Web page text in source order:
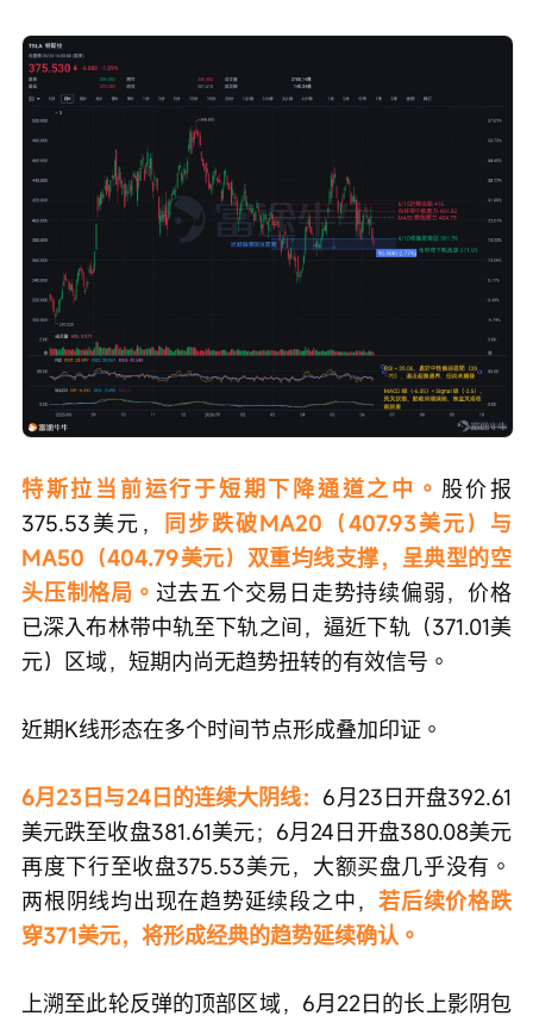
特斯拉当前运行于短期下降通道之中。 股价报
375.53美元， 同步跌破MA20（407.93美元）与
MA50（404.79美元）双重均线支撑，呈典型的空
头压制格局。 过去五个交易日走势持续偏弱，价格
已深入布林带中轨至下轨之间，逼近下轨（371.01美
元）区域，短期内尚无趋势扭转的有效信号。
近期K线形态在多个时间节点形成叠加印证。
6月23日与24日的连续大阴线： 6月23日开盘392.61
美元跌至收盘381.61美元；6月24日开盘380.08美元
再度下行至收盘375.53美元，大额买盘几乎没有。
两根阴线均出现在趋势延续段之中，若后续价格跌
穿371美元，将形成经典的趋势延续确认。
上溯至此轮反弹的顶部区域，6月22日的长上影阴包